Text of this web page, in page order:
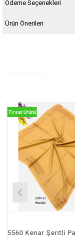
Ödeme Seçenekleri
Ürün Önerileri
Fırsat Ürünü